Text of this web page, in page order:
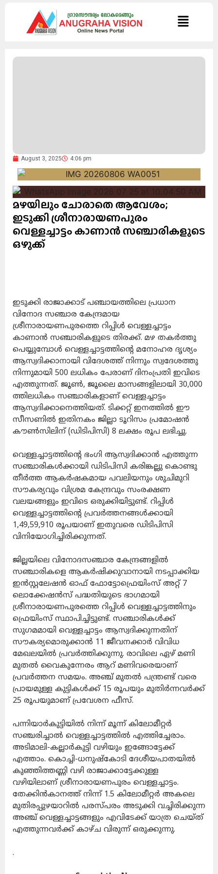
August 3, 2025 4:06 pm
മഴയിലും ചോരാതെ ആവേശം;
ഇടുക്കി ശ്രീനാരായണപുരം
വെള്ളച്ചാട്ടം കാണാന്‍ സഞ്ചാരികളുടെ
ഒഴുക്ക്
ഇടുക്കി രാജാക്കാട് പഞ്ചായത്തിലെ പ്രധാന
വിനോദ സഞ്ചാര കേന്ദ്രമായ
ശ്രീനാരായണപുരത്തെ റിപ്പിള്‍ വെള്ളച്ചാട്ടം
കാണാന്‍ സഞ്ചാരികളുടെ തിരക്ക്. മഴ തകര്‍ത്തു
പെയ്യുമ്പോള്‍ വെള്ളച്ചാട്ടത്തിന്റെ മനോഹര ദൃശ്യം
ആസ്വദിക്കാനായി വിദേശത്ത് നിന്നും സ്വദേശത്തു
നിന്നുമായി 500 ലധികം പേരാണ് ദിനംപ്രതി ഇവിടെ
എത്തുന്നത്. ജൂണ്‍, ജൂലൈ മാസങ്ങളിലായി 30,000
ത്തിലധികം സഞ്ചാരികളാണ് വെള്ളച്ചാട്ടം
ആസ്വദിക്കാനെത്തിയത്. ടിക്കറ്റ് ഇനത്തില്‍ ഈ
സീസണില്‍ ഇതിനകം ജില്ലാ ടൂറിസം പ്രമോഷന്‍
കൗണ്‍സിലിന് (ഡിടിപിസി) 8 ലക്ഷം രൂപ ലഭിച്ചു.
വെള്ളച്ചാട്ടത്തിന്റെ ഭംഗി ആസ്വദിക്കാന്‍ എത്തുന്ന
സഞ്ചാരികള്‍ക്കായി ഡിടിപിസി കരിങ്കല്ലു കൊണ്ടു
തീര്‍ത്ത ആകര്‍ഷകമായ പവലിയനും ശുചിമുറി
സൗകര്യവും വിശ്രമ കേന്ദ്രവും സംരക്ഷണ
വലയങ്ങളും ഇവിടെ ഒരുക്കിയിട്ടുണ്ട്. റിപ്പിള്‍
വെള്ളച്ചാട്ടത്തിന്റെ പ്രവര്‍ത്തനങ്ങള്‍ക്കായി
1,49,59,910 രൂപയാണ് ഇതുവരെ ഡിടിപിസി
വിനിയോഗിച്ചിരിക്കുന്നത്.
ജില്ലയിലെ വിനോദസഞ്ചാര കേന്ദ്രങ്ങളില്‍
സഞ്ചാരികളെ ആകര്‍ഷിക്കുവാനായി നടപ്പാക്കിയ
ഇന്‍സ്റ്റലേഷന്‍ ഓഫ് ഫോട്ടോഫ്രെയിംസ് അറ്റ് 7
ലൊക്കേഷന്‍സ് പദ്ധതിയുടെ ഭാഗമായി
ശ്രീനാരായണപുരത്തെ റിപ്പിള്‍ വെള്ളച്ചാട്ടത്തിനും
ഫ്രെയിംസ് സ്ഥാപിച്ചിട്ടുണ്ട്. സഞ്ചാരികള്‍ക്ക്
സുഗമമായി വെള്ളച്ചാട്ടം ആസ്വദിക്കുന്നതിന്
സൗകര്യമൊരുക്കാന്‍ 11 ജീവനക്കാര്‍ വിവിധ
മേഖലയില്‍ പ്രവര്‍ത്തിക്കുന്നു. രാവിലെ ഏഴ് മണി
മുതല്‍ വൈകുന്നേരം ആറ് മണിവരെയാണ്
പ്രവര്‍ത്തന സമയം. അഞ്ച് മുതല്‍ പന്ത്രണ്ട് വരെ
പ്രായമുള്ള കുട്ടികള്‍ക്ക് 15 രൂപയും മുതിര്‍ന്നവര്‍ക്ക്
25 രൂപയുമാണ് പ്രവേശന ഫീസ്.
പന്നിയാര്‍കുട്ടിയില്‍ നിന്ന് മൂന്ന് കിലോമീറ്റര്‍
സഞ്ചരിച്ചാല്‍ വെള്ളച്ചാട്ടത്തില്‍ എത്തിച്ചേരാം.
അടിമാലി-കല്ലാര്‍കുട്ടി വഴിയും ഇങ്ങോട്ടേക്ക്
എത്താം. കൊച്ചി-ധനുഷ്‌കോടി ദേശീയപാതയില്‍
കുഞ്ഞിത്തണ്ണി വഴി രാജാക്കാട്ടേക്കുള്ള
വഴിയിലാണ് ശ്രീനാരായണപുരം വെള്ളച്ചാട്ടം.
തേക്കിന്‍കാനത്ത് നിന്ന് 1.5 കിലോമീറ്റര്‍ അകലെ
മുതിരപ്പുഴയാറില്‍ പരസ്പരം അടുക്കി വച്ചിരിക്കുന്ന
അഞ്ച് വെള്ളച്ചാട്ടങ്ങളും എവിടേക്ക് യാത്ര ചെയ്ത്
എത്തുന്നവര്‍ക്ക് കാഴ്ച വിരുന്ന് ഒരുക്കുന്നു.
.